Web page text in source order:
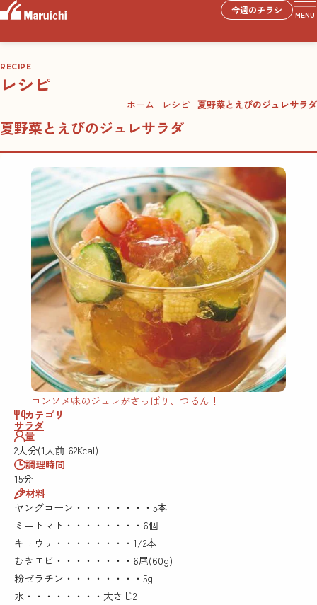
今週のチラシ MENU
RECIPE
レシピ
ホーム レシピ 夏野菜とえびのジュレサラダ
夏野菜とえびのジュレサラダ
カテゴリ
サラダ
量
2人分(1人前 62Kcal)
調理時間
15分
材料
ヤングコーン・・・・・・・・5本
ミニトマト・・・・・・・・6個
キュウリ・・・・・・・・1/2本
むきエビ・・・・・・・・6尾(60g)
粉ゼラチン・・・・・・・・5g
水・・・・・・・・大さじ2
コンソメ味のジュレがさっぱり、つるん！